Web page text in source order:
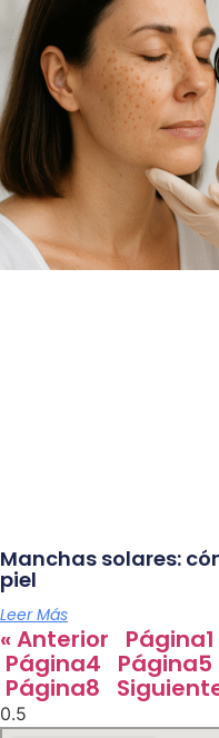
Manchas solares:
piel
Leer Más
« Anterior Página1
Página4 Página5
Página8